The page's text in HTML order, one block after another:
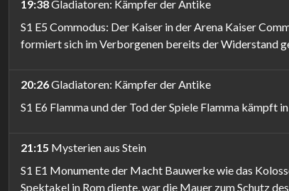
19:38Gladiatoren: Kämpfer der Antike
S1 E5 Commodus: Der Kaiser in der Arena Kaiser
formiert sich im Verborgenen bereits der Widerstand
20:26Gladiatoren: Kämpfer der Antike
S1 E6 Flamma und der Tod der Spiele Flamma kämpft
21:15 Mysterien aus Stein
S1 E1 Monumente der Macht Bauwerke wie das
Spektakel in Rom diente, war die Mauer zum Schutz